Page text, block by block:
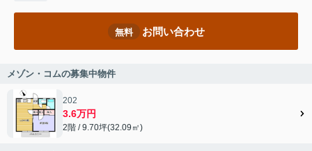
無料 お問い合わせ
メゾン・コムの募集中物件
202
3.6万円
2階 / 9.70坪(32.09㎡)